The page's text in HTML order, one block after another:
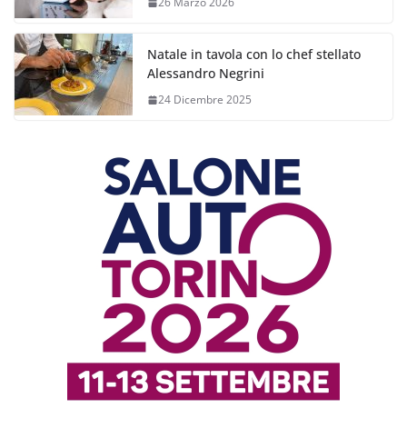
Natale in tavola con lo chef stellato
Alessandro Negrini
24 Dicembre 2025